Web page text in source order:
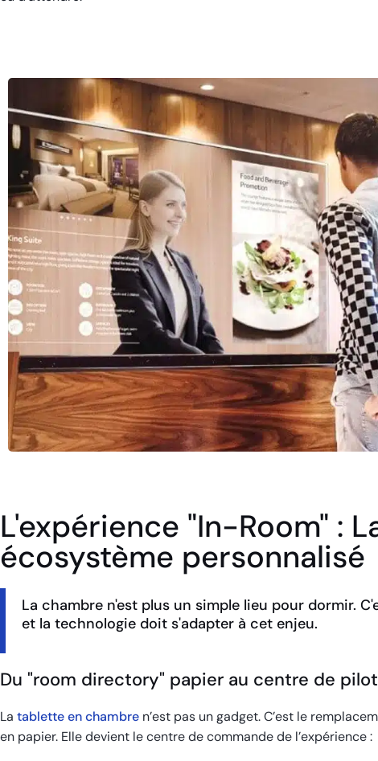
L'expérience "In-Room" :
écosystème personnalisé
La chambre n'est plus un simple lieu pour dormir.
et la technologie doit s'adapter à cet enjeu.
Du "room directory" papier au centre de
La tablette en chambre n’est pas un gadget. C’est le
en papier. Elle devient le centre de commande de l’expérience :